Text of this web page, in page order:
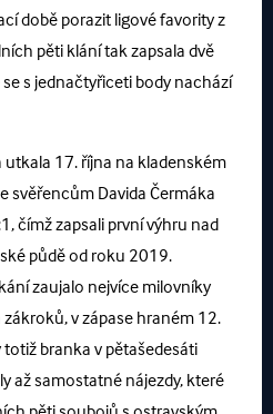
době porazit ligové favority z
pěti klání tak zapsala dvě
s jednačtyřiceti body nachází
utkala 17. října na kladenském
svěřencům Davida Čermáka
čímž zapsali první výhru nad
půdě od roku 2019.
zaujalo nejvíce milovníky
v zápase hraném 12.
branka v pětašedesáti
až samostatné nájezdy, které